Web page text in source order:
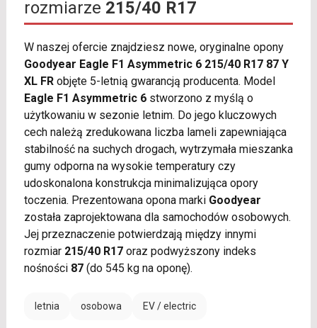
rozmiarze 215/40 R17
W naszej ofercie znajdziesz nowe, oryginalne opony
Goodyear Eagle F1 Asymmetric 6 215/40 R17 87 Y
XL FRobjęte 5-letnią gwarancją producenta. Model
Eagle F1 Asymmetric 6stworzono z myślą o
użytkowaniu w sezonie letnim. Do jego kluczowych
cech należą zredukowana liczba lameli zapewniająca
stabilność na suchych drogach, wytrzymała mieszanka
gumy odporna na wysokie temperatury czy
udoskonalona konstrukcja minimalizująca opory
toczenia. Prezentowana opona marki Goodyear
została zaprojektowana dla samochodów osobowych.
Jej przeznaczenie potwierdzają między innymi
rozmiar 215/40 R17oraz podwyższony indeks
nośności 87(do 545 kg na oponę).
letnia osobowa EV / electric